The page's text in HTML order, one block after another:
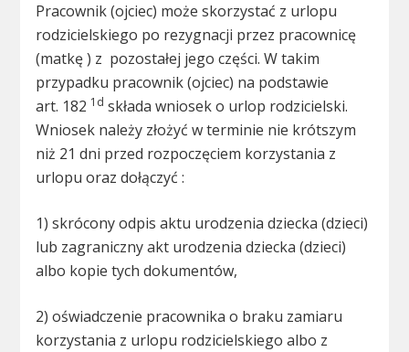
Pracownik (ojciec) może skorzystać z urlopu
rodzicielskiego po rezygnacji przez pracownicę
(matkę ) z pozostałej jego części. W takim
przypadku pracownik (ojciec) na podstawie
art. 182 1d składa wniosek o urlop rodzicielski.
Wniosek należy złożyć w terminie nie krótszym
niż 21 dni przed rozpoczęciem korzystania z
urlopu oraz dołączyć :
1) skrócony odpis aktu urodzenia dziecka (dzieci)
lub zagraniczny akt urodzenia dziecka (dzieci)
albo kopie tych dokumentów,
2) oświadczenie pracownika o braku zamiaru
korzystania z urlopu rodzicielskiego albo z